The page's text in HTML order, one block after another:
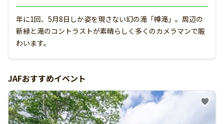
年に1回、5月8日しか姿を現さない幻の滝「樽滝」。周辺の
新緑と滝のコントラストが素晴らしく多くのカメラマンで賑
わいます。
JAFおすすめイベント